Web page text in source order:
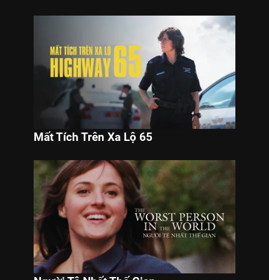
Mất Tích Trên Xa Lộ 65